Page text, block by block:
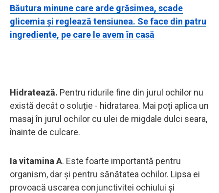
Băutura minune care arde grăsimea, scade
glicemia și reglează tensiunea. Se face din patru
ingrediente, pe care le avem în casă
Hidratează. Pentru ridurile fine din jurul ochilor nu
există decât o soluție - hidratarea. Mai poți aplica un
masaj în jurul ochilor cu ulei de migdale dulci seara,
înainte de culcare.
Ia vitamina A. Este foarte importantă pentru
organism, dar și pentru sănătatea ochilor. Lipsa ei
provoacă uscarea conjunctivitei ochiului și